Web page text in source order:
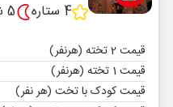
4 ستاره
5 شب
قیمت 2 تخته (هرنفر)
قیمت 1 تخته (هرنفر)
قیمت کودک با تخت (هر نفر)